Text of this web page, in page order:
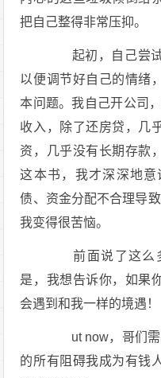
把自己整得非常压抑。
起初，自己尝试
以便调节好自己的情绪
本问题。我自己开公司
收入，除了还房贷，几
资，几乎没有长期存款
这本书，我才深深地
债、资金分配不合理导
我变得很苦恼。
前面说了这么多
是，我想告诉你，如果
会遇到和我一样的境遇！
ut now，哥们需
的所有阻碍我成为有钱